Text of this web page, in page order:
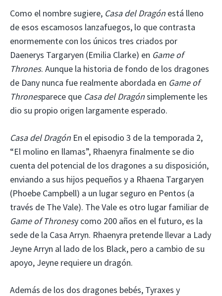
Como el nombre sugiere, Casa del Dragón está lleno
de esos escamosos lanzafuegos, lo que contrasta
enormemente con los únicos tres criados por
Daenerys Targaryen (Emilia Clarke) en Game of
Thrones. Aunque la historia de fondo de los dragones
de Dany nunca fue realmente abordada en Game of
Thronesparece que Casa del Dragónsimplemente les
dio su propio origen largamente esperado.
Casa del Dragón En el episodio 3 de la temporada 2,
“El molino en llamas”, Rhaenyra finalmente se dio
cuenta del potencial de los dragones a su disposición,
enviando a sus hijos pequeños y a Rhaena Targaryen
(Phoebe Campbell) a un lugar seguro en Pentos (a
través de The Vale). The Vale es otro lugar familiar de
Game of Thronesy como 200 años en el futuro, es la
sede de la Casa Arryn. Rhaenyra pretende llevar a Lady
Jeyne Arryn al lado de los Black, pero a cambio de su
apoyo, Jeyne requiere un dragón.
Además de los dos dragones bebés, Tyraxes y